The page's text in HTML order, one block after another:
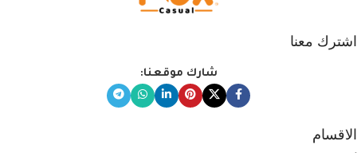
اشترك معنا
شارك موقعنا:
الاقسام